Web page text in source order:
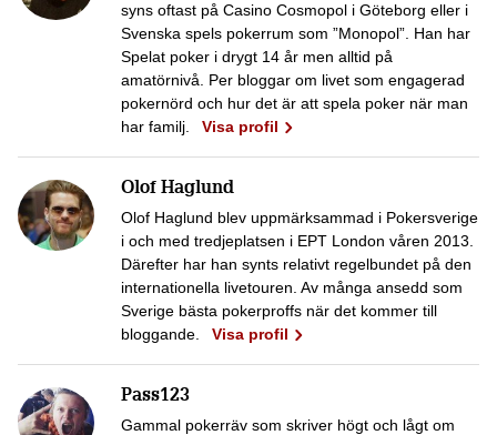
syns oftast på Casino Cosmopol i Göteborg eller i
Svenska spels pokerrum som ”Monopol”. Han har
Spelat poker i drygt 14 år men alltid på
amatörnivå. Per bloggar om livet som engagerad
pokernörd och hur det är att spela poker när man
har familj.
Visa profil
Olof Haglund
Olof Haglund blev uppmärksammad i Pokersverige
i och med tredjeplatsen i EPT London våren 2013.
Därefter har han synts relativt regelbundet på den
internationella livetouren. Av många ansedd som
Sverige bästa pokerproffs när det kommer till
bloggande.
Visa profil
Pass123
Gammal pokerräv som skriver högt och lågt om